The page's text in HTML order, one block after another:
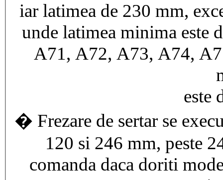
iar latimea de 230 mm,
unde latimea minima este
A71, A72, A73, A74,
este
� Frezare de sertar se
120 si 246 mm, peste
comanda daca doriti